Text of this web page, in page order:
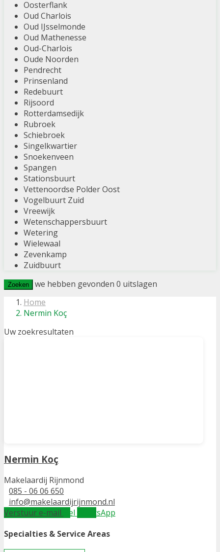
Oosterflank
Oud Charlois
Oud IJsselmonde
Oud Mathenesse
Oud-Charlois
Oude Noorden
Pendrecht
Prinsenland
Redebuurt
Rijsoord
Rotterdamsedijk
Rubroek
Schiebroek
Singelkwartier
Snoekenveen
Spangen
Stationsbuurt
Vettenoordse Polder Oost
Vogelbuurt Zuid
Vreewijk
Wetenschappersbuurt
Wetering
Wielewaal
Zevenkamp
Zuidbuurt
Zoeken we hebben gevonden 0 uitslagen
Home
Nermin Koç
Uw zoekresultaten
Nermin Koç
Makelaardij Rijnmond
085 - 06 06 650
info@makelaardijrijnmond.nl
Verstuur e-mail
Bel
WhatsApp
Specialties & Service Areas